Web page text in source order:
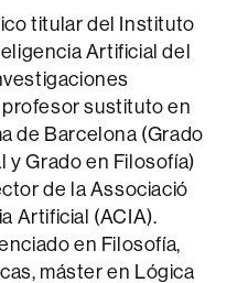
titular del Instituto
Artificial del
sustituto en
de Barcelona (Grado
Grado en Filosofía)
de la Associació
Artificial (ACIA).
en Filosofía,
máster en Lógica